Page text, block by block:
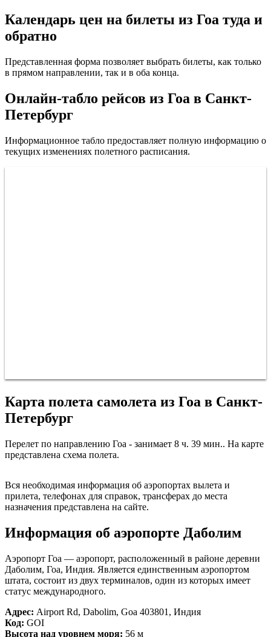
Календарь цен на билеты из Гоа туда и
обратно
Представленная форма позволяет выбрать билеты, как только
в прямом направлении, так и в оба конца.
Онлайн-табло рейсов из Гоа в Санкт-
Петербург
Информационное табло предоставляет полную информацию о
текущих изменениях полетного расписания.
Карта полета самолета из Гоа в Санкт-
Петербург
Перелет по направлению Гоа - занимает 8 ч. 39 мин.. На карте
представлена схема полета.Санкт-Петербург
Вся необходимая информация об аэропортах вылета и
прилета, телефонах для справок, трансферах до места
назначения представлена на сайте.
Информация об аэропорте Даболим
Аэропорт Гоа — аэропорт, расположенный в районе деревни
Даболим, Гоа, Индия. Является единственным аэропортом
штата, состоит из двух терминалов, один из которых имеет
статус международного.
Адрес: Airport Rd, Dabolim, Goa 403801, Индия
Код: GOI
Высота над уровнем моря: 56 м